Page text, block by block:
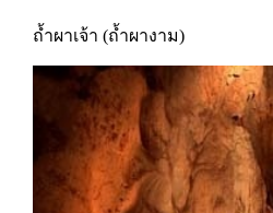
ถ้ำผาเจ้า (ถ้ำผางาม)